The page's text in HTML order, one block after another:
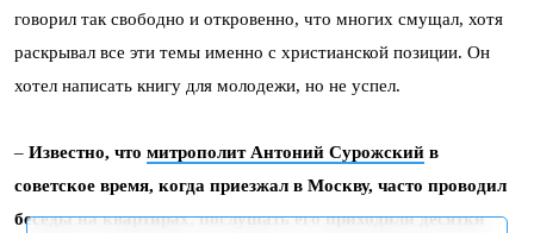
говорил так свободно и откровенно, что многих смущал, хотя
раскрывал все эти темы именно с христианской позиции. Он
хотел написать книгу для молодежи, но не успел.
– Известно, что митрополит Антоний Сурожский в
советское время, когда приезжал в Москву, часто проводил
беседы на квартирах, послушать его приходили десятки